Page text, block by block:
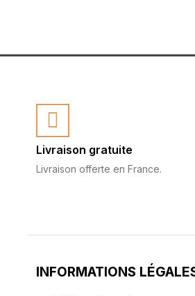
Livraison gratuite
Livraison offerte en France.
INFORMATIONS